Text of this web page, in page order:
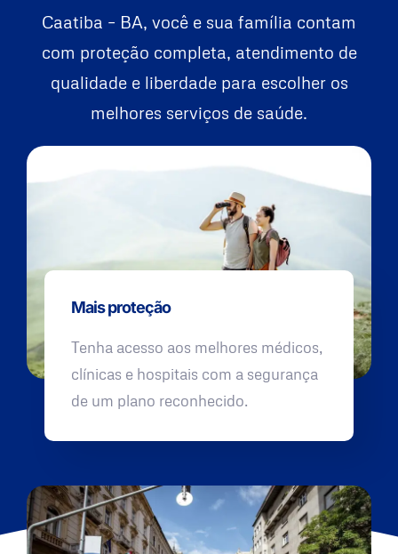
Caatiba – BA, você e sua família contam
com proteção completa, atendimento de
qualidade e liberdade para escolher os
melhores serviços de saúde.
Mais proteção
Tenha acesso aos melhores médicos,
clínicas e hospitais com a segurança
de um plano reconhecido.